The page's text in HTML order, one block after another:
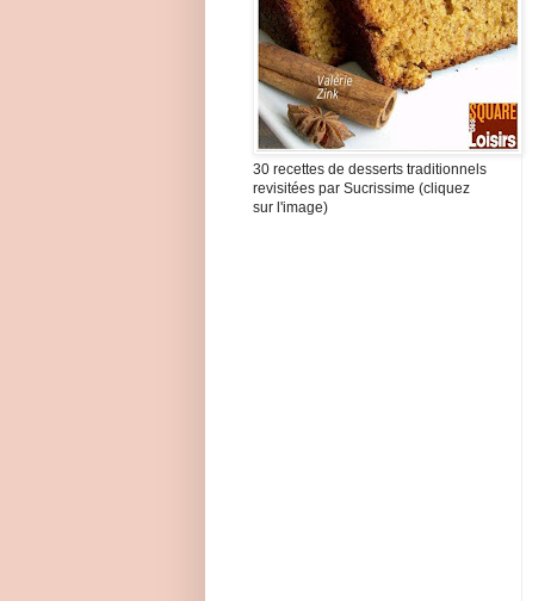
30 recettes de desserts traditionnels
revisitées par Sucrissime (cliquez
sur l'image)